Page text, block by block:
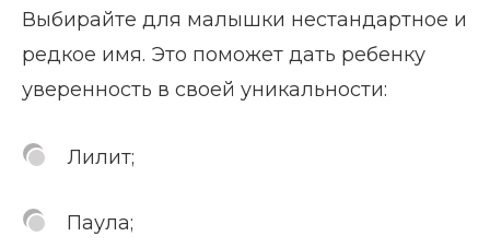
Выбирайте для малышки нестандартное и
редкое имя. Это поможет дать ребенку
уверенность в своей уникальности:
Лилит;
Паула;